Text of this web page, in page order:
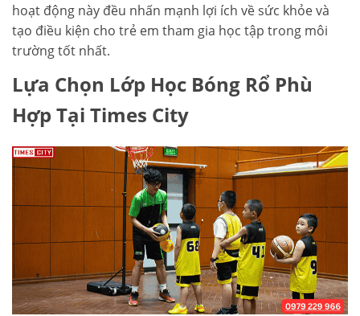
hoạt động này đều nhấn mạnh lợi ích về sức khỏe và
tạo điều kiện cho trẻ em tham gia học tập trong môi
trường tốt nhất.
Lựa Chọn Lớp Học Bóng Rổ Phù
Hợp Tại Times City